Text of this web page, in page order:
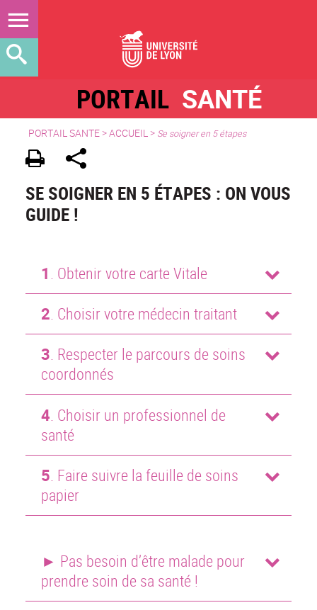
PORTAIL SANTÉ
PORTAIL SANTE >ACCUEIL > Se soigner en 5 étapes
SE SOIGNER EN 5 ÉTAPES : ON VOUS
GUIDE !
1 . Obtenir votre carte Vitale
2. Choisir votre médecin traitant
3. Respecter le parcours de soins
coordonnés
4 . Choisir un professionnel de
santé
5 . Faire suivre la feuille de soins
papier
► Pas besoin d’être malade pour
prendre soin de sa santé !